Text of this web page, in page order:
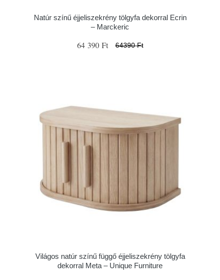
Natúr színű éjjeliszekrény tölgyfa dekorral Ecrin
– Marckeric
64 390 Ft 64390 Ft
Világos natúr színű függő éjjeliszekrény tölgyfa
dekorral Meta – Unique Furniture